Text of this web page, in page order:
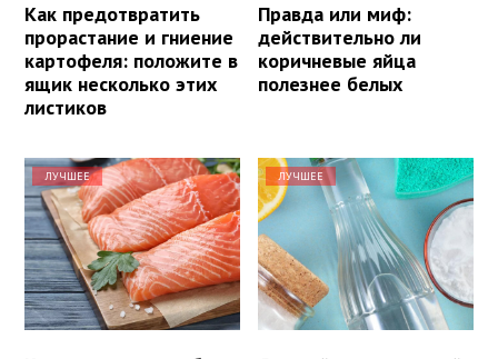
Как предотвратить
прорастание и гниение
картофеля: положите в
ящик несколько этих
листиков
Правда или миф:
действительно ли
коричневые яйца
полезнее белых
ЛУЧШЕЕ ЛУЧШЕЕ